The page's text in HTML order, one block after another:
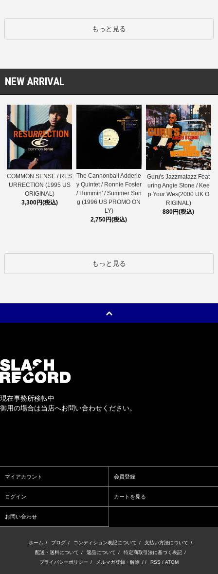
もっと見る
NEW ARRIVAL
COMMON SENSE / RES
URRECTION (1995 US
ORIGINAL)
3,300円(税込)
The Cannonball Adderle
y Quintet / Ronnie Foster
/ Hummin' / Summer Son
g (1996 US PROMO ON
LY)
2,750円(税込)
Guru's Jazzmatazz Feat
uring Angie Stone / Kee
p Your Wes(2000 UK O
RIGINAL)
880円(税込)
もっと見る
現在事務所移転中
御用の場合は当店へお問い合わせください。
マイアカウント 会員登録
ログイン カートを見る
お問い合わせ
ホーム / ブログ / コンディション表記について / 支払い方法について /
配送・送料について / 返品について / 特定商取引法に基づく表記 /
プライバシーポリシー / メルマガ登録・解除 / / RSS / ATOM